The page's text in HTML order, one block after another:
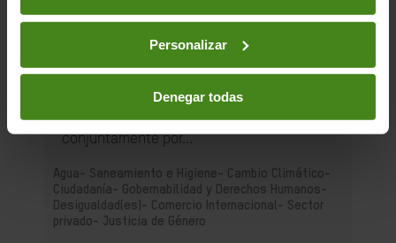
Personalizar
Denegar todas
La huella que dejan las nubes. Los
centros de datos y las desigualdades
de la acumulación de centros de datos en
determinados territorios, elaborada
conjuntamente por...
Agua- Saneamiento e Higiene- Cambio Climático-
Ciudadanía- Gobernabilidad y Derechos Humanos-
Desigualdad(es)- Comercio Internacional- Sector
privado- Justicia de Género